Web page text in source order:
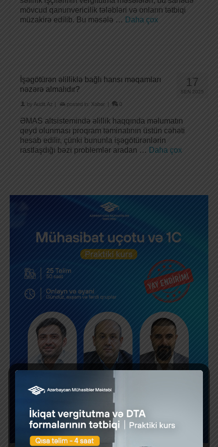
mövcud qanunvericilik tələbləri və onların tətbiqi
müzakirə edilib. Bu məsələ … Daha çox
17
SEN 2025
İşəgötürən əlilliklə bağlı hansı məqamları
nəzərə almalıdır?
by Audit.Az | posted in: Xəbər | 0
ƏMAS altsistemində əlillik haqqında məlumatın
qeyd olunması proqram təminatının üstün cəhəti
hesab edilir, çünki bununla işəgötürənlərin
rastlaşdığı bəzi problemlər aradan … Daha çox